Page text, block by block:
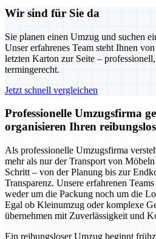
Wir sind für Sie da
Sie planen einen Umzug und suchen
Unser erfahrenes Team steht Ihnen
letzten Karton zur Seite –
termingerecht.
Jetzt schnell vergleichen
Professionelle Umzugsfirma
organisieren Ihren
Als professionelle Umzugsfirma
mehr als nur der Transport von
Schritt – von der Planung bis zur
Transparenz. Unsere erfahrenen
weder um die Packung noch um die
Egal ob Kleinumzug oder komplexe
übernehmen mit Zuverlässigkeit und
Ein reibungsloser Umzug beginnt